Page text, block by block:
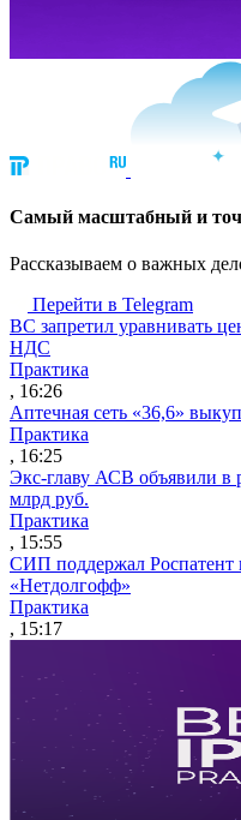
Cамый масштабный и
Рассказываем о важных
Перейти в Telegram
ВС запретил уравнивать
НДС
Практика
, 16:26
Аптечная сеть «36,6»
Практика
, 16:25
Экс-главу АСВ объявили в
млрд руб.
Практика
, 15:55
СИП поддержал Роспатент
«Нетдолгофф»
Практика
, 15:17